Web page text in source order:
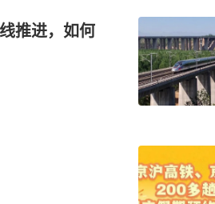
推进，如何